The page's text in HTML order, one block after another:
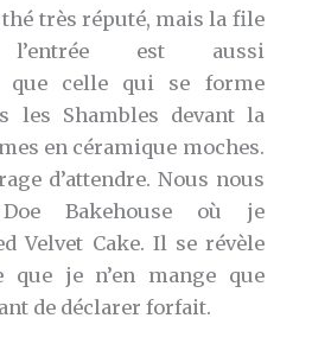
thé très réputé, mais la file
est aussi
que celle qui se forme
les Shambles devant la
en céramique moches.
d’attendre. Nous nous
Bakehouse où je
Velvet Cake. Il se révèle
que je n’en mange que
de déclarer forfait.